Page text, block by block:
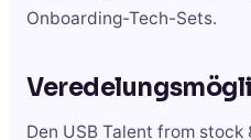
Onboarding-Tech-Sets.
Den USB Talent from